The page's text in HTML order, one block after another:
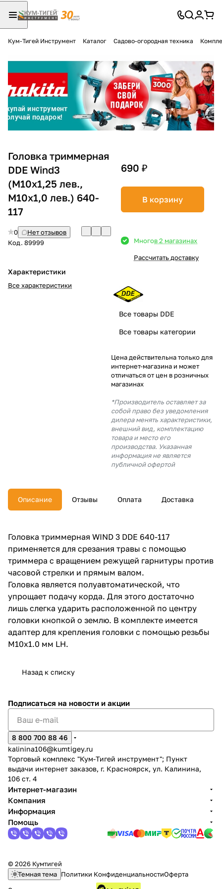
Кум-Тигей Инструмент Каталог Садово-огородная техника
Головка триммерная
DDE Wind3
(М10х1,25 лев.,
М10х1,0 лев.) 640-
117
0
Нет отзывов
Код. 89999
Характеристики
Все характеристики
690 ₽
В корзину
Многов 2 магазинах
Рассчитать доставку
Все товары DDE
Все товары категории
Цена действительна только для
интернет-магазина и может
отличаться от цен в розничных
магазинах
*Производитель оставляет за
собой право без уведомления
дилера менять характеристики,
внешний вид, комплектацию
товара и место его
производства. Указанная
информация не является
публичной офертой
Описание Отзывы Оплата Доставка
Головка триммерная WIND 3 DDE 640-117
применяется для срезания травы с помощью
триммера с вращением режущей гарнитуры против
часовой стрелки и прямым валом.
Головка является полуавтоматической, что
упрощает подачу корда. Для этого достаточно
лишь слегка ударить расположенной по центру
головки кнопкой о землю. В комплекте имеется
адаптер для крепления головки с помощью резьбы
М10х1.0 мм LH.
Назад к списку
Подписаться на новости и акции
8 800 700 88 46
kalinina106@kumtigey.ru
Торговый комплекс "Кум-Тигей инструмент"; Пункт
выдачи интернет заказов, г. Красноярск, ул. Калинина,
106 ст. 4
Интернет-магазин
Компания
Информация
Помощь
© 2026 Кумтигей
Темная тема Политики КонфиденциальностиОферта
Разбейте
оплатуна части
без переплат
График платежей
Сегодня
25%
Добавляйте товары
Оплачивайте сегодня только
% картой любого банка
% будут
с вашей карты
раз в 2
недели